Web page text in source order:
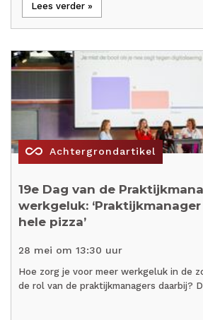
Lees verder »
all_inclusive Achtergrondartikel
19e Dag van de
werkgeluk:
hele pizza’
28 mei om 13:30 uur
Hoe zorg je voor meer werkgeluk in de
de rol van de praktijkmanagers daarbij?